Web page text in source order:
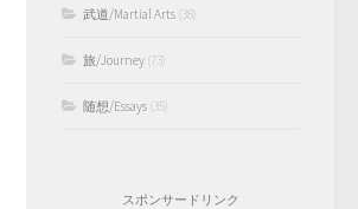
武道/Martial Arts (38)
旅/Journey (73)
随想/Essays (35)
スポンサードリンク